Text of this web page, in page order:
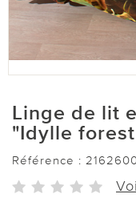
Linge de lit
"Idylle
Référence :